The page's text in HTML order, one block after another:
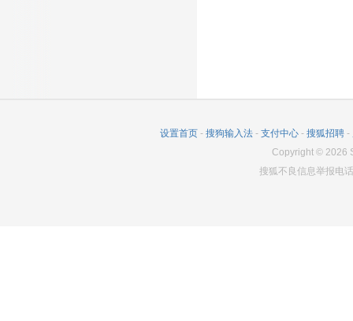
设置首页 - 搜狗输入法 - 支付中心 - 搜狐招聘 -
Copyright © 2026
搜狐不良信息举报电